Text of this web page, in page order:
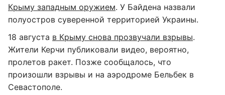
Крыму западным оружием. У Байдена назвали
полуостров суверенной территорией Украины.
18 августа в Крыму снова прозвучали взрывы.
Жители Керчи публиковали видео, вероятно,
пролетов ракет. Позже сообщалось, что
произошли взрывы и на аэродроме Бельбек в
Севастополе.